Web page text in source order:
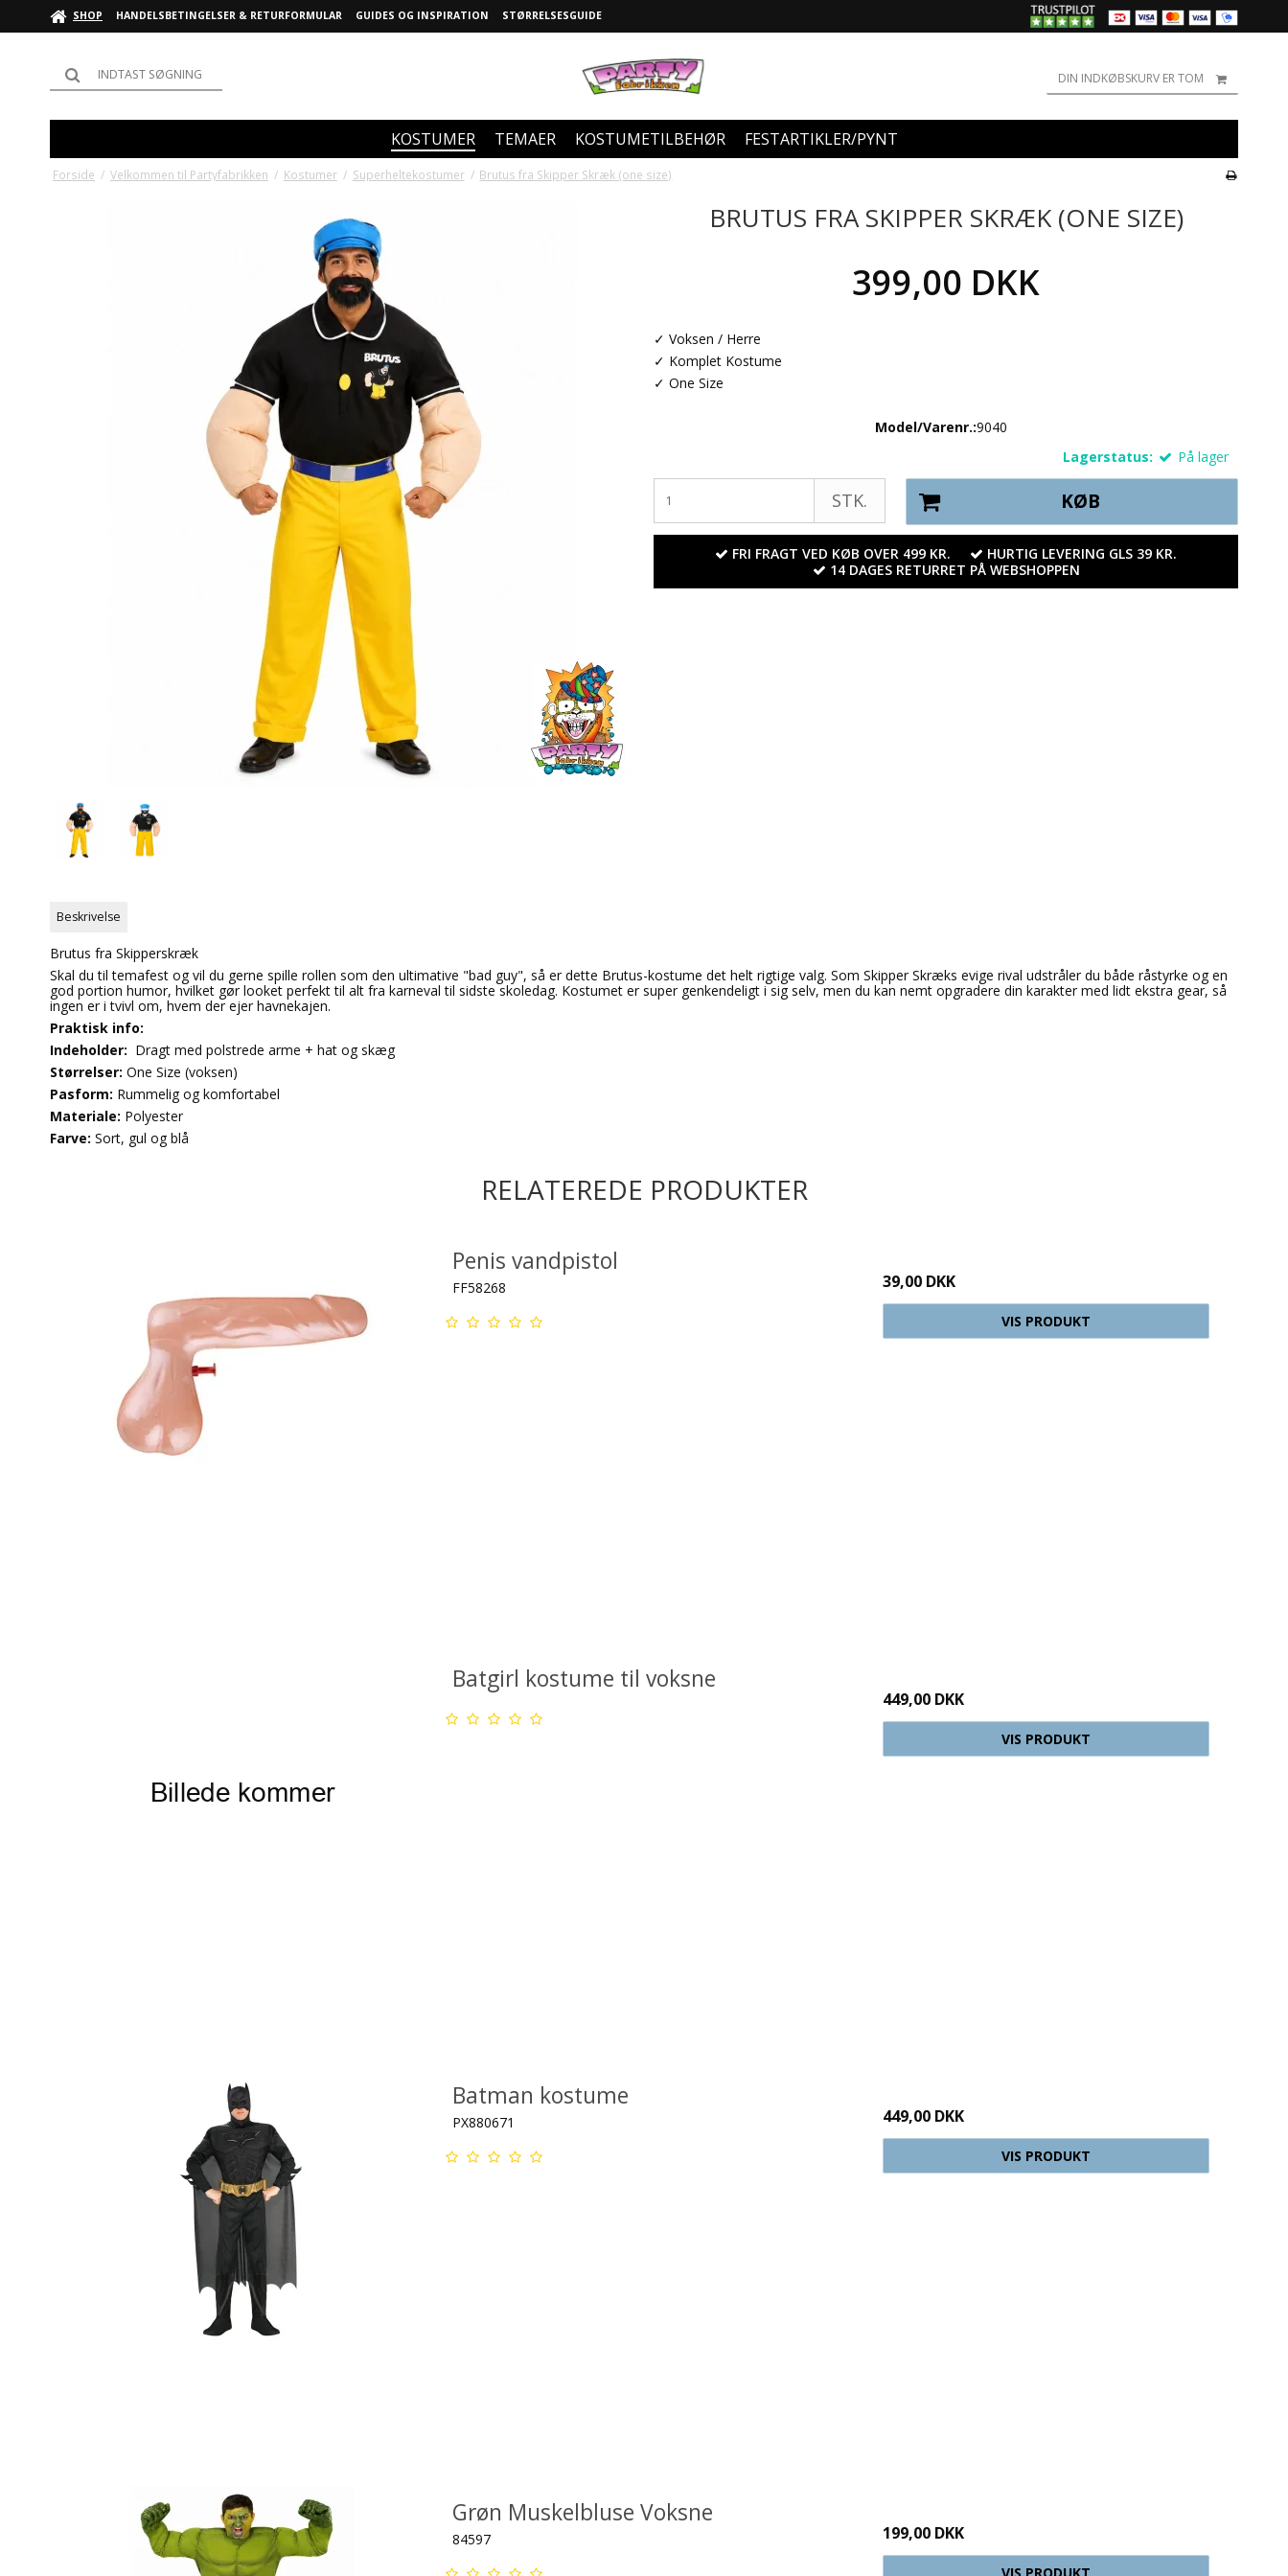
SHOP HANDELSBETINGELSER & RETURFORMULAR GUIDES OG INSPIRATION STØRRELSESGUIDE
DIN INDKØBSKURV ER TOM
KOSTUMER TEMAER KOSTUMETILBEHØR FESTARTIKLER/PYNT
Forside / Velkommen til Partyfabrikken / Kostumer / Superheltekostumer / Brutus fra Skipper Skræk (one size)
BRUTUS FRA SKIPPER SKRÆK (ONE SIZE)
399,00 DKK
✓ Voksen / Herre
✓ Komplet Kostume
✓ One Size
Model/Varenr.:9040
Lagerstatus:
På lager
STK. KØB
FRI FRAGT VED KØB OVER 499 KR.
HURTIG LEVERING GLS 39 KR.
14 DAGES RETURRET PÅ WEBSHOPPEN
Beskrivelse
Brutus fra Skipperskræk
Skal du til temafest og vil du gerne spille rollen som den ultimative "bad guy", så er dette Brutus-kostume det helt rigtige valg. Som Skipper Skræks evige rival udstråler du både råstyrke og en
god portion humor, hvilket gør looket perfekt til alt fra karneval til sidste skoledag. Kostumet er super genkendeligt i sig selv, men du kan nemt opgradere din karakter med lidt ekstra gear, så
ingen er i tvivl om, hvem der ejer havnekajen.
Praktisk info:
Indeholder: Dragt med polstrede arme + hat og skæg
Størrelser: One Size (voksen)
Pasform: Rummelig og komfortabel
Materiale: Polyester
Farve: Sort, gul og blå
RELATEREDE PRODUKTER
Penis vandpistol
FF58268 39,00 DKK
VIS PRODUKT
Batgirl kostume til voksne
449,00 DKK
VIS PRODUKT
Batman kostume
PX880671 449,00 DKK
VIS PRODUKT
Grøn Muskelbluse Voksne
84597 199,00 DKK